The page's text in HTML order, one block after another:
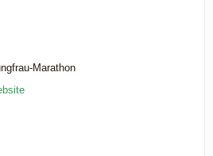
Marathon